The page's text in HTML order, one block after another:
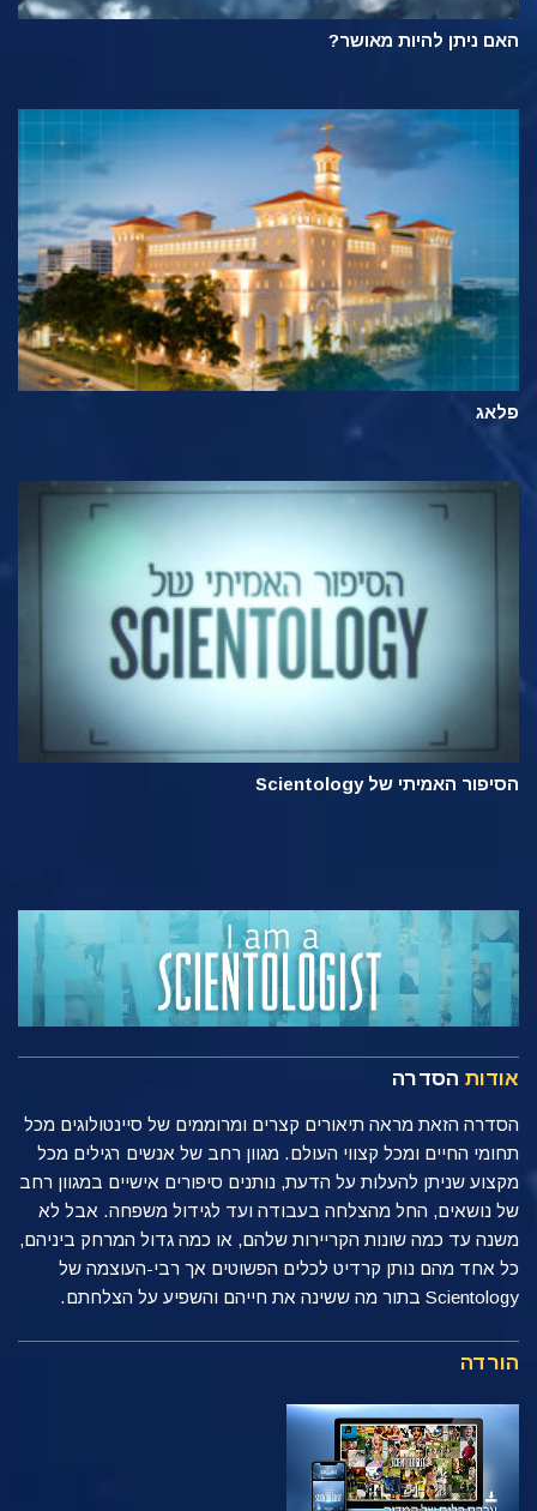
האם ניתן להיות מאושר?
פלאג
הסיפור האמיתי של Scientology
אודות הסדרה
הסדרה הזאת מראה תיאורים קצרים ומרוממים של סיינטולוגים מכל
תחומי החיים ומכל קצווי העולם. מגוון רחב של אנשים רגילים מכל
מקצוע שניתן להעלות על הדעת, נותנים סיפורים אישיים במגוון רחב
של נושאים, החל מהצלחה בעבודה ועד לגידול משפחה. אבל לא
משנה עד כמה שונות הקריירות שלהם, או כמה גדול המרחק ביניהם,
כל אחד מהם נותן קרדיט לכלים הפשוטים אך רבי-העוצמה של
Scientology בתור מה ששינה את חייהם והשפיע על הצלחתם.
הורדה